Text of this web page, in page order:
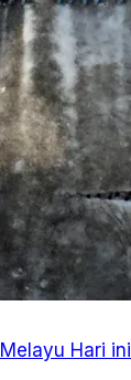
Melayu Hari ini